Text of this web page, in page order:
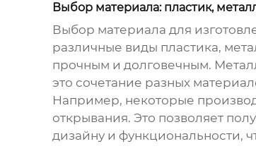
Выбор материала: пластик,
Выбор материала для
различные виды пластика,
прочным и долговечным.
это сочетание разных
Например, некоторые
открывания. Это позволяет
дизайну и функциональности,